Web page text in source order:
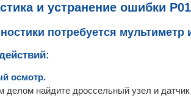
и устранение ошибки
потребуется мультиметр
осмотр.
делом найдите дроссельный узел и